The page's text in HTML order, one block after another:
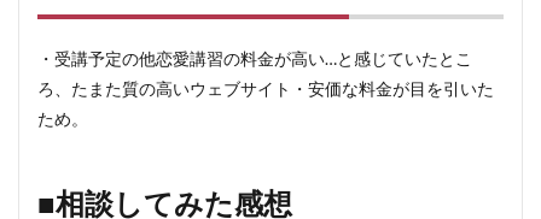
た理
2
■相
談し
・受講予定の他恋愛講習の料金が高い…と感じていたとこ
ろ、たまた質の高いウェブサイト・安価な料金が目を引いた
ため。
■相談してみた感想